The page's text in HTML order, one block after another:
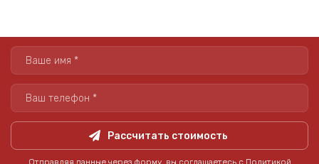
Рассчитать стоимость